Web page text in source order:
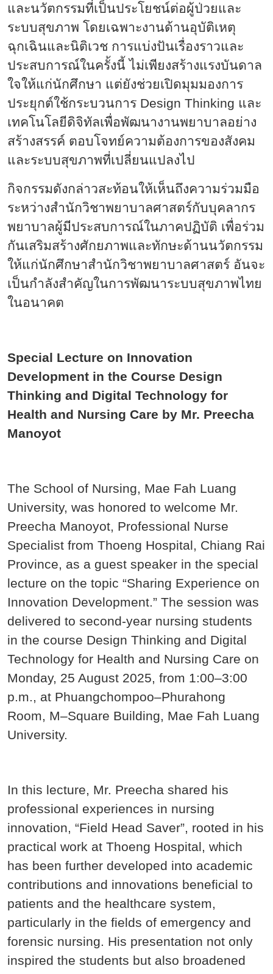
และนวัตกรรมที่เป็นประโยชน์ต่อผู้ป่วยและ
ระบบสุขภาพ โดยเฉพาะงานด้านอุบัติเหตุ
ฉุกเฉินและนิติเวช การแบ่งปันเรื่องราวและ
ประสบการณ์ในครั้งนี้ ไม่เพียงสร้างแรงบันดาล
ใจให้แก่นักศึกษา แต่ยังช่วยเปิดมุมมองการ
ประยุกต์ใช้กระบวนการ Design Thinking และ
เทคโนโลยีดิจิทัลเพื่อพัฒนางานพยาบาลอย่าง
สร้างสรรค์ ตอบโจทย์ความต้องการของสังคม
และระบบสุขภาพที่เปลี่ยนแปลงไป
กิจกรรมดังกล่าวสะท้อนให้เห็นถึงความร่วมมือ
ระหว่างสำนักวิชาพยาบาลศาสตร์กับบุคลากร
พยาบาลผู้มีประสบการณ์ในภาคปฏิบัติ เพื่อร่วม
กันเสริมสร้างศักยภาพและทักษะด้านนวัตกรรม
ให้แก่นักศึกษาสำนักวิชาพยาบาลศาสตร์ อันจะ
เป็นกำลังสำคัญในการพัฒนาระบบสุขภาพไทย
ในอนาคต
Special Lecture on Innovation
Development in the Course Design
Thinking and Digital Technology for
Health and Nursing Care by Mr. Preecha
Manoyot
The School of Nursing, Mae Fah Luang
University, was honored to welcome Mr.
Preecha Manoyot, Professional Nurse
Specialist from Thoeng Hospital, Chiang Rai
Province, as a guest speaker in the special
lecture on the topic “Sharing Experience on
Innovation Development.” The session was
delivered to second-year nursing students
in the course Design Thinking and Digital
Technology for Health and Nursing Care on
Monday, 25 August 2025, from 1:00–3:00
p.m., at Phuangchompoo–Phurahong
Room, M–Square Building, Mae Fah Luang
University.
In this lecture, Mr. Preecha shared his
professional experiences in nursing
innovation, “Field Head Saver”, rooted in his
practical work at Thoeng Hospital, which
has been further developed into academic
contributions and innovations beneficial to
patients and the healthcare system,
particularly in the fields of emergency and
forensic nursing. His presentation not only
inspired the students but also broadened